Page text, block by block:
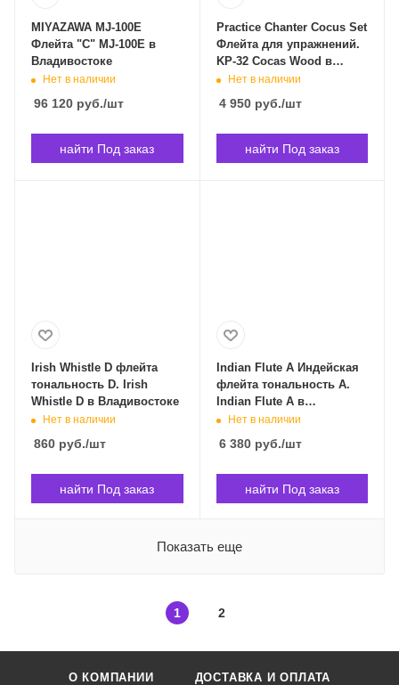
MIYAZAWA MJ-100E
Флейта "C" MJ-100E в
Владивостоке
Нет в наличии
96 120 руб./шт
найти Под заказ
Practice Chanter Cocus Set
Флейта для упражнений.
KP-32 Cocas Wood в
Владивостоке
Нет в наличии
4 950руб./шт
найти Под заказ
Irish Whistle D флейта
тональность D. Irish
Whistle D в Владивостоке
Нет в наличии
860 руб./шт
найти Под заказ
Indian Flute A Индейская
флейта тональность A.
Indian Flute A в
Владивостоке
Нет в наличии
6 380руб./шт
найти Под заказ
Показать еще
1 2
О КОМПАНИИ ДОСТАВКА И ОПЛАТА